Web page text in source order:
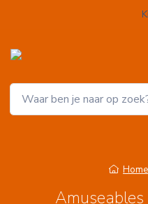
Home
Amuseables